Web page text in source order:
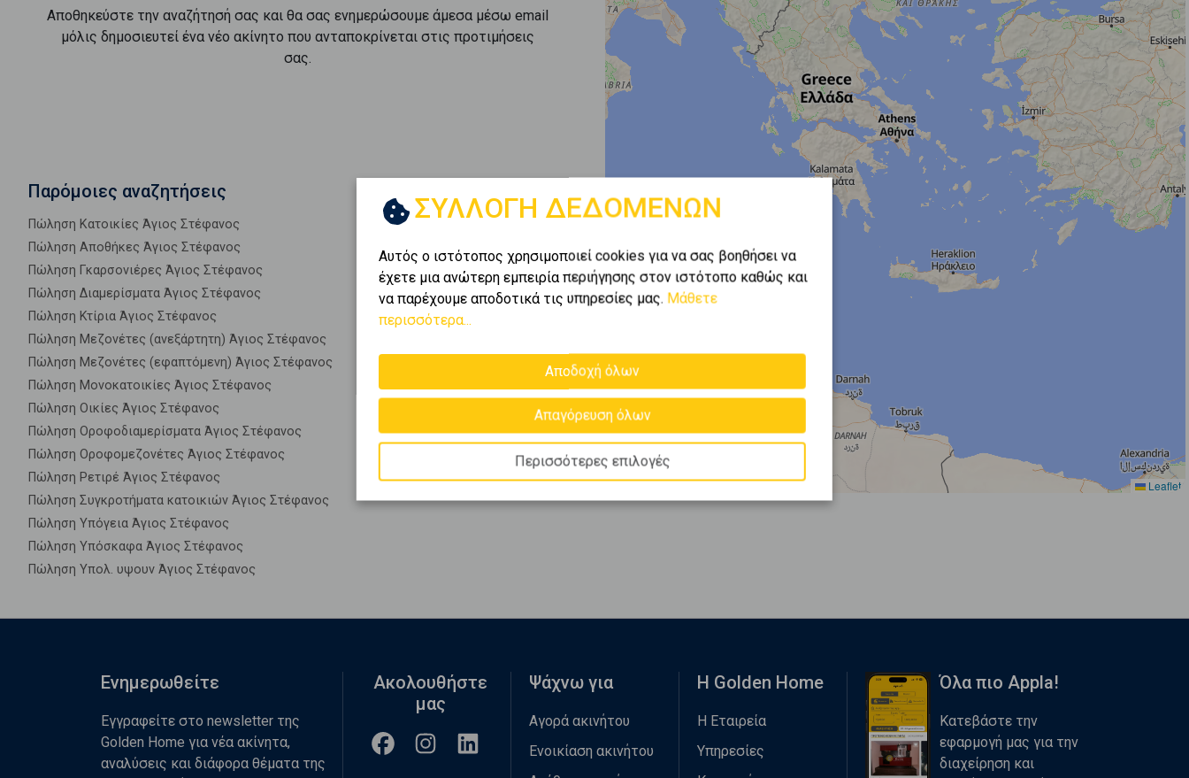
Αποθηκεύστε την αναζήτησή σας και θα σας ενημερώσουμε άμεσα μέσω email
μόλις δημοσιευτεί ένα νέο ακίνητο που ανταποκρίνεται στις προτιμήσεις
σας.
Παρόμοιες αναζητήσεις
Πώληση Κατοικίες Άγιος Στέφανος
Πώληση Αποθήκες Άγιος Στέφανος
Πώληση Γκαρσονιέρες Άγιος Στέφανος
Πώληση Διαμερίσματα Άγιος Στέφανος
Πώληση Κτίρια Άγιος Στέφανος
Πώληση Μεζονέτες (ανεξάρτητη) Άγιος Στέφανος
Πώληση Μεζονέτες (εφαπτόμενη) Άγιος Στέφανος
Πώληση Μονοκατοικίες Άγιος Στέφανος
Πώληση Οικίες Άγιος Στέφανος
Πώληση Οροφοδιαμερίσματα Άγιος Στέφανος
Πώληση Οροφομεζονέτες Άγιος Στέφανος
Πώληση Ρετιρέ Άγιος Στέφανος
Πώληση Συγκροτήματα κατοικιών Άγιος Στέφανος
Πώληση Υπόγεια Άγιος Στέφανος
Πώληση Υπόσκαφα Άγιος Στέφανος
Πώληση Υπολ. υψουν Άγιος Στέφανος
Leaflet
ΣΥΛΛΟΓΗ ΔΕΔΟΜΕΝΩΝ
Αυτός ο ιστότοπος χρησιμοποιεί cookies για να σας βοηθήσει να
έχετε μια ανώτερη εμπειρία περιήγησης στον ιστότοπο καθώς και
να παρέχουμε αποδοτικά τις υπηρεσίες μας. Μάθετε
περισσότερα...
Αποδοχή όλων
Απαγόρευση όλων
Περισσότερες επιλογές
Ενημερωθείτε
Εγγραφείτε στο newsletter της
Golden Home για νέα ακίνητα,
αναλύσεις και διάφορα θέματα της
Ακολουθήστε
μας
Ψάχνω για
Αγορά ακινήτου
Ενοικίαση ακινήτου
Η Golden Home
Η Εταιρεία
Υπηρεσίες
Όλα πιο Appla!
Κατεβάστε την
εφαρμογή μας για την
διαχείρηση και